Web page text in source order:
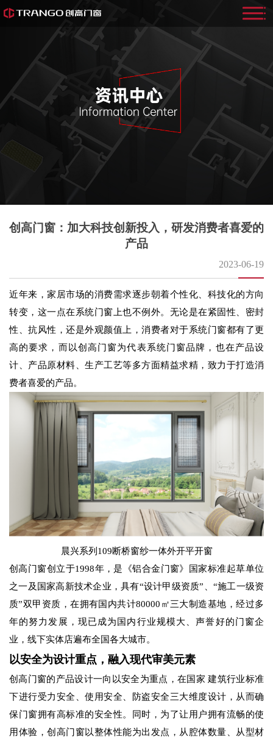
创高门窗：加大科技创新投入，研发消费者喜爱的
产品
2023-06-19
近年来，家居市场的消费需求逐步朝着个性化、科技化的方向
转变，这一点在系统门窗上也不例外。无论是在紧固性、密封
性、抗风性，还是外观颜值上，消费者对于系统门窗都有了更
高的要求，而以创高门窗为代表系统门窗品牌，也在产品设
计、产品原材料、生产工艺等多方面精益求精，致力于打造消
费者喜爱的产品。
晨兴系列109断桥窗纱一体外开平开窗
创高门窗创立于1998年，是《铝合金门窗》国家标准起草单位
之一及国家高新技术企业，具有“设计甲级资质”、“施工一级资
质”双甲资质，在拥有国内共计80000㎡三大制造基地，经过多
年的努力发展，现已成为国内行业规模大、声誉好的门窗企
业，线下实体店遍布全国各大城市。
以安全为设计重点，融入现代审美元素
创高门窗的产品设计一向以安全为重点，在国家 建筑行业标准
下进行受力安全、使用安全、防盗安全三大维度设计，从而确
保门窗拥有高标准的安全性。同时，为了让用户拥有流畅的使
用体验，创高门窗以整体性能为出发点，从腔体数量、从型材